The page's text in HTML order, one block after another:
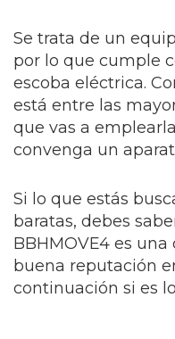
Se trata de un
por lo que cumple
escoba eléctrica.
está entre las
que vas a
convenga un
Si lo que estás
baratas, debes
BBHMOVE4 es
buena reputación
continuación si es